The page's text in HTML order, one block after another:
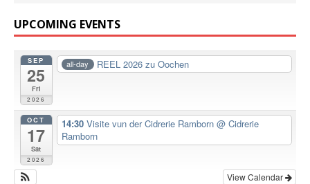
UPCOMING EVENTS
SEP
25
Fri
2026
all-day REEL 2026 zu Oochen
OCT
17
Sat
2026
14:30 Visite vun der Cidrerie Ramborn @ Cidrerie
Ramborn
View Calendar